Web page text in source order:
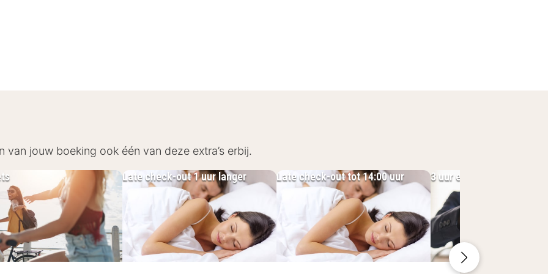
der Gruga ben je zo in het bruisende centrum van Essen. Bezoek het Museum
faciliteiten en moderne voorzieningen:
jouw boeking ook één van deze extra’s erbij.
3 uur eerder inchecken
Late check-out 1 uur langer Late check-out tot 14:00 uur